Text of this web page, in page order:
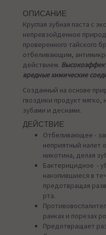
ОПИСАНИЕ
Круглая зубная паста с
непревзойденное
проверенного тайского
отбеливающим,
действием.
вредные химические
Созданный на основе
гвоздики продукт мягко,
зубами и деснами.
ДЕЙСТВИЕ
Отбеливающее -
неприятный налет
никотина, делая
Бактерицидное -
накопившиеся в
предотвращая
рта.
ранках и порезах
Предотвращает